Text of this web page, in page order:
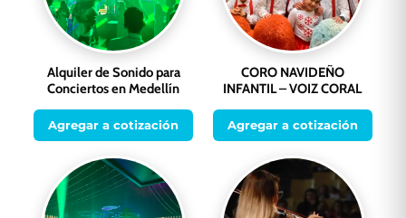
Alquiler de Sonido para
Conciertos en Medellín
Agregar a cotización
CORO NAVIDEÑO
INFANTIL – VOIZ CORAL
Agregar a cotización